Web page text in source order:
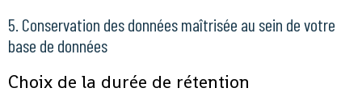
5. Conservation des données maîtrisée au sein de votre
base de données
Choix de la durée de rétention